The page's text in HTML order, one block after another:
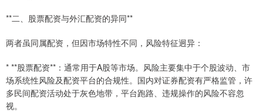
**二、股票配资与外汇配资的异同**
两者虽同属配资，但因市场特性不同，风险特征迥异：
* **股票配资**：通常用于A股等市场。风险主要集中于个股波动、市
场系统性风险及配资平台的合规性。国内对证券配资有严格监管，许
多民间配资活动处于灰色地带，平台跑路、违规操作的风险不容忽
视。